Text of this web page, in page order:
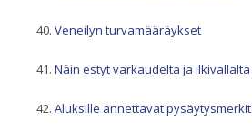
Veneilyn turvamääräykset
Näin estyt varkaudelta ja ilkivallalta
Aluksille annettavat pysäytysmerkit